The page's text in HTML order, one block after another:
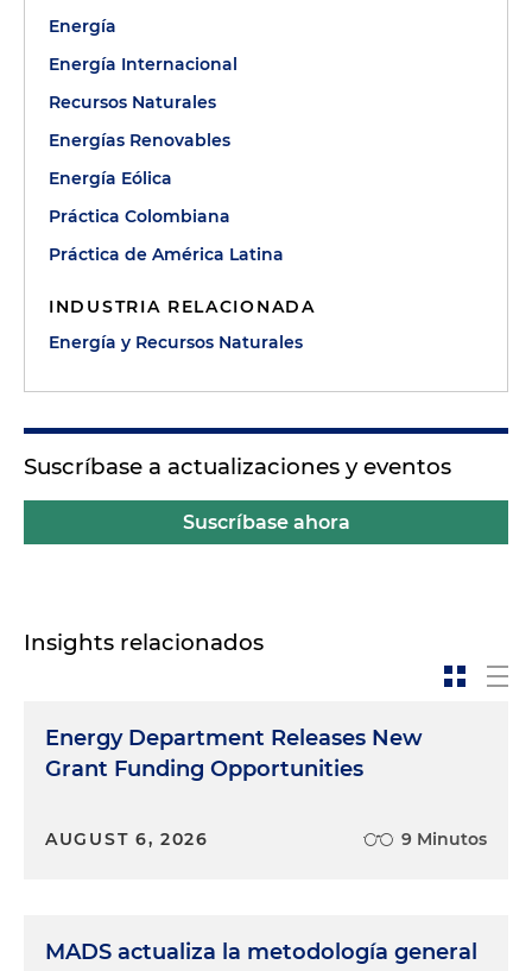
Energía
Energía Internacional
Recursos Naturales
Energías Renovables
Energía Eólica
Práctica Colombiana
Práctica de América Latina
INDUSTRIA RELACIONADA
Energía y Recursos Naturales
Suscríbase a actualizaciones y eventos
Suscríbase ahora
Insights relacionados
Energy Department Releases New
Grant Funding Opportunities
AUGUST 6, 2026 9 Minutos
MADS actualiza la metodología general